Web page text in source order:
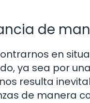
de
en
ya sea por
resulta
de manera